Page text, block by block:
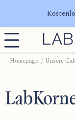
Homepage Unsere